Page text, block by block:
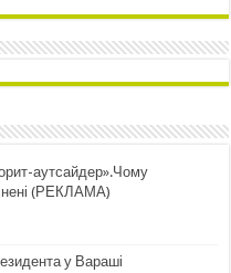
аутсайдер».Чому
(РЕКЛАМА)
у Вараші